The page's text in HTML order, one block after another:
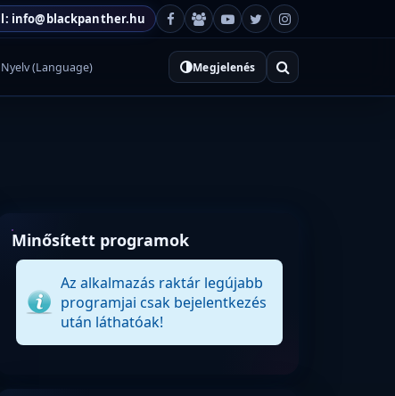
info@blackpanther.hu
Nyelv (Language) Megjelenés
Minősített programok
Az alkalmazás raktár legújabb
programjai csak bejelentkezés
után láthatóak!